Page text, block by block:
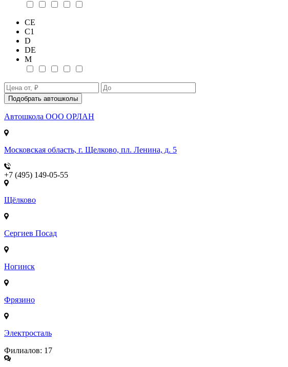
СE
С1
D
DE
М
Подобрать автошколы
Автошкола ООО ОРЛАН
Московская область, г. Щелково, пл. Ленина, д. 5
+7 (495) 149-05-55
Щёлково
Сергиев Посад
Ногинск
Фрязино
Электросталь
Филиалов: 17